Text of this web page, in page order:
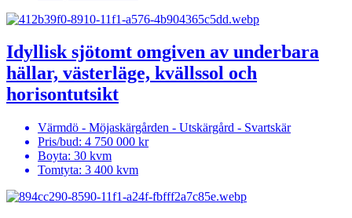
Idyllisk sjötomt omgiven av underbara
hällar, västerläge, kvällssol och
horisontutsikt
Värmdö - Möjaskärgården - Utskärgård - Svartskär
Pris/bud: 4 750 000 kr
Boyta: 30 kvm
Tomtyta: 3 400 kvm